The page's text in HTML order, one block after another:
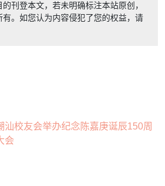
刊登本文，若未明确标注本站原创，
。如您认为内容侵犯了您的权益，请